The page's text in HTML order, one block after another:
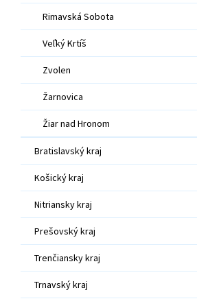
Rimavská Sobota
Veľký Krtíš
Zvolen
Žarnovica
Žiar nad Hronom
Bratislavský kraj
Košický kraj
Nitriansky kraj
Prešovský kraj
Trenčiansky kraj
Trnavský kraj